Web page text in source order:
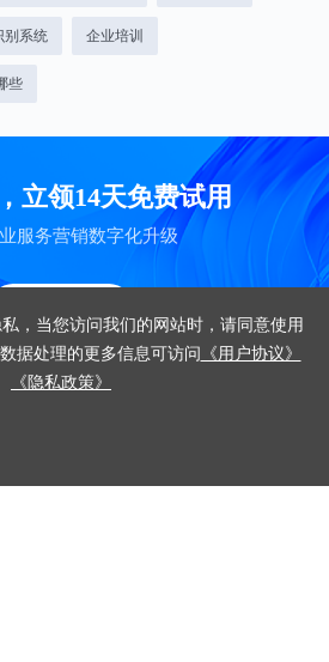
别系统 企业培训
些
立领14天免费试用
服务营销数字化升级
，当您访问我们的网站时，请同意使用
据处理的更多信息可访问 《用户协议》
《隐私政策》